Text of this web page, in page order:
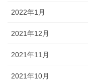
2022年1月
2021年12月
2021年11月
2021年10月